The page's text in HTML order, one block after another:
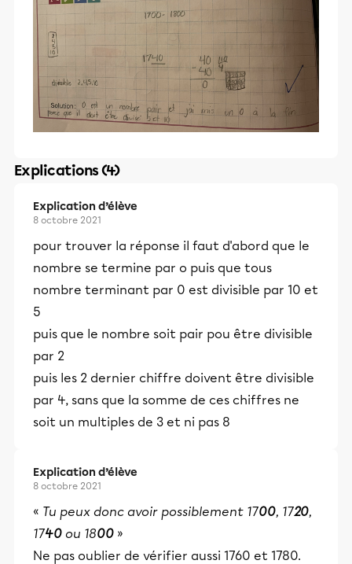
Explications (4)
Explication d’élève
8 octobre 2021
pour trouver la réponse il faut d'abord que le
nombre se termine par o puis que tous
nombre terminant par 0 est divisible par 10 et
5
puis que le nombre soit pair pou être divisible
par 2
puis les 2 dernier chiffre doivent être divisible
par 4, sans que la somme de ces chiffres ne
soit un multiples de 3 et ni pas 8
Explication d’élève
8 octobre 2021
« Tu peux donc avoir possiblement 1700, 1720,
1740 ou 1800 »
Ne pas oublier de vérifier aussi 1760 et 1780.